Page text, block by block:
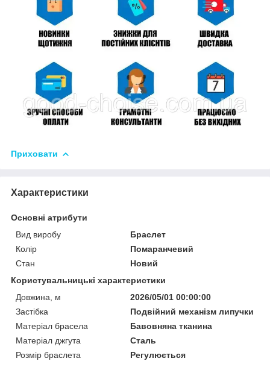
Приховати
Характеристики
Основні атрибути
Вид виробу
Браслет
Колір
Помаранчевий
Стан
Новий
Користувальницькі характеристики
Довжина, м
2026/05/01 00:00:00
Застібка
Подвійний механізм липучки
Матеріал брасела
Бавовняна тканина
Матеріал джгута
Сталь
Розмір браслета
Регулюється